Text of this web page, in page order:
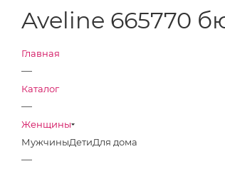
Aveline 665770
Главная
—
Каталог
—
Женщины
МужчиныДетиДля дома
—